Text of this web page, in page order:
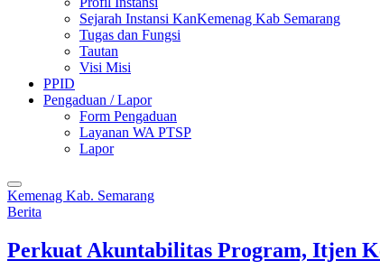
Sejarah Instansi KanKemenag Kab Semarang
Tugas dan Fungsi
Tautan
Visi Misi
PPID
Pengaduan / Lapor
Form Pengaduan
Layanan WA PTSP
Lapor
Kemenag Kab. Semarang
Berita
Perkuat Akuntabilitas Program, Itjen